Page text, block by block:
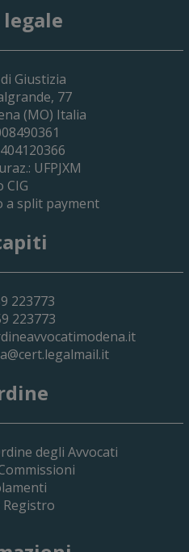
– Elezioni Dei Delegati
legale
Giustizia
77
(MO) Italia
UFPJXM
CIG
a split payment
223773
223773
degli Avvocati
Registro